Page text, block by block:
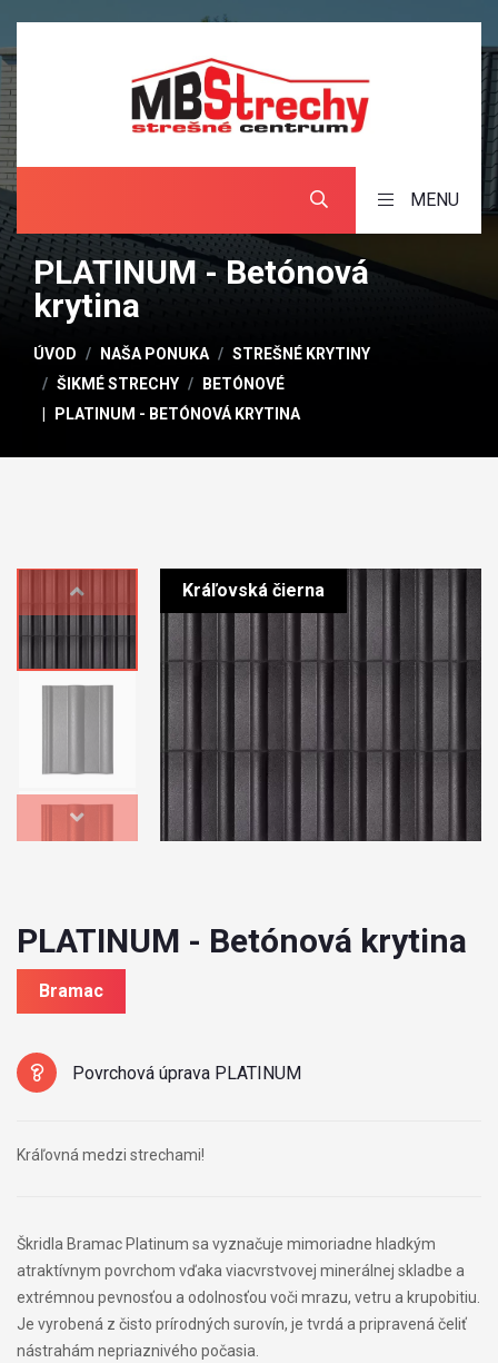
MENU
PLATINUM - Betónová
krytina
ÚVOD NAŠA PONUKA
STREŠNÉ KRYTINY
ŠIKMÉ STRECHY
BETÓNOVÉ
PLATINUM - BETÓNOVÁ KRYTINA
Kráľovská čierna
PLATINUM - Betónová krytina
Bramac
Povrchová úprava PLATINUM
Kráľovná medzi strechami!
Škridla Bramac Platinum sa vyznačuje mimoriadne hladkým
atraktívnym povrchom vďaka viacvrstvovej minerálnej skladbe a
extrémnou pevnosťou a odolnosťou voči mrazu, vetru a krupobitiu.
Je vyrobená z čisto prírodných surovín, je tvrdá a pripravená čeliť
nástrahám nepriaznivého počasia.